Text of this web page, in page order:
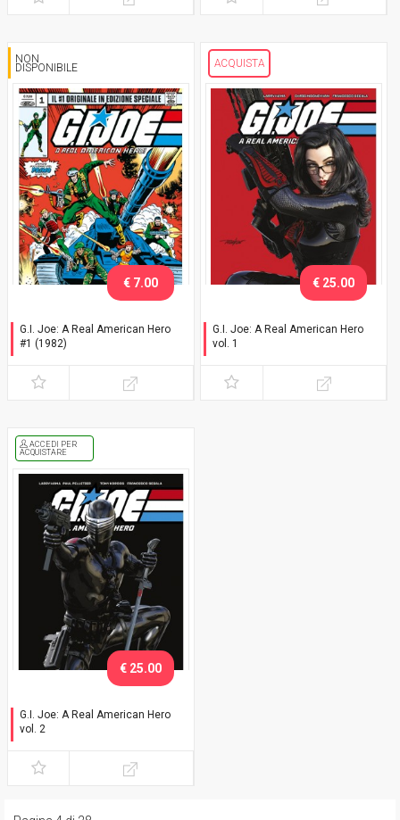
NON
DISPONIBILE
G.I. Joe: A Real American Hero
#1 (1982)
€ 7.00
ACQUISTA
G.I. Joe: A Real American Hero
vol. 1
€ 25.00
ACCEDI PER
ACQUISTARE
G.I. Joe: A Real American Hero
vol. 2
€ 25.00